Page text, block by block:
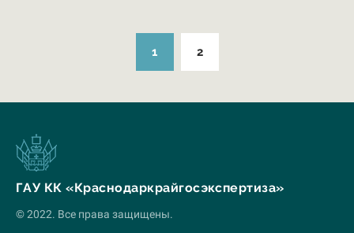
1 2
ГАУ КК «Краснодаркрайгосэкспертиза»
© 2022. Все права защищены.